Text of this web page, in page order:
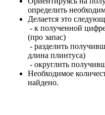
определить
Делается это
- к полученной
(про запас)
- разделить
длина плинтуса)
- округлить
Необходимое
найдено.